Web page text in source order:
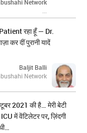
Network
...
रहा हूँ — Dr.
कर दीं पुरानी यादें
Baljit Balli
Network
2021 की है… मेरी बेटी
में वेंटिलेटर पर, ज़िंदगी